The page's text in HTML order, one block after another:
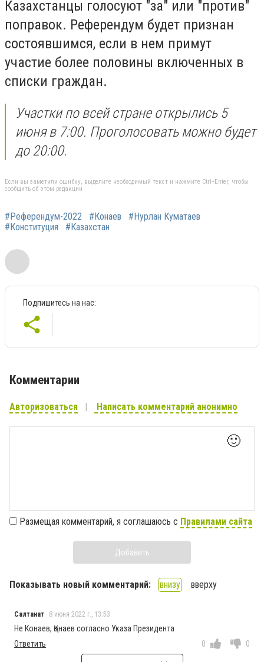
Казахстанцы голосуют "за" или "против"
поправок. Референдум будет признан
состоявшимся, если в нем примут
участие более половины включенных в
списки граждан.
Участки по всей стране открылись 5
июня в 7:00. Проголосовать можно будет
до 20:00.
Если вы заметили ошибку, выделите необходимый текст и нажмите Ctrl+Enter, чтобы
сообщить об этом редакции
#Референдум-2022 #Конаев
#Нурлан Куматаев
#Конституция
#Казахстан
Подпишитесь на нас:
Комментарии
Авторизоваться Написать комментарий анонимно
🙂
Размещая комментарий, я соглашаюсь с Правилами сайта
Добавить
Показывать новый комментарий: внизу вверху
Салтанат 8 июня 2022 г., 13:53
Не Конаев, Қонаев согласно Указа Президента
Ответить
0 0